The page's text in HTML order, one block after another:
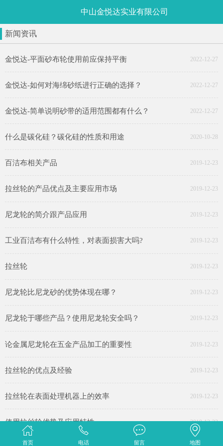
中山金悦达实业有限公司
新闻资讯
金悦达-平面砂布轮使用前应保持平衡 2022-12-27
金悦达-如何对海绵砂纸进行正确的选择？ 2022-12-27
金悦达-简单说明砂带的适用范围都有什么？ 2022-12-27
什么是碳化硅？碳化硅的性质和用途 2020-10-28
百洁布相关产品 2019-12-23
拉丝轮的产品优点及主要应用市场 2019-12-23
尼龙轮的简介跟产品应用 2019-12-23
工业百洁布有什么特性，对表面损害大吗? 2019-12-23
拉丝轮 2019-12-23
尼龙轮比尼龙砂的优势体现在哪？ 2019-12-23
尼龙轮于哪些产品？使用尼龙轮安全吗？ 2019-12-23
论金属尼龙轮在五金产品加工的重要性 2019-12-23
拉丝轮的优点及经验 2019-12-23
拉丝轮在表面处理机器上的效率 2019-12-23
使用拉丝轮优势及应用特性 2019-12-23
首页 电话 留言 地图